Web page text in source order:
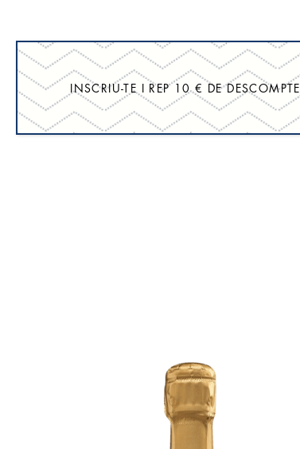
INSCRIU-TE I REP 10 € DE DESCOMPTE